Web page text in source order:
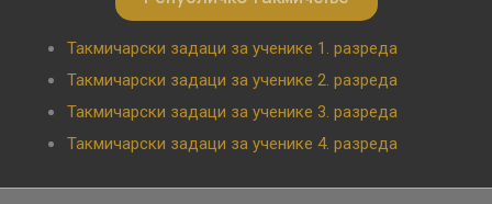
Такмичарски задаци за ученике 1. разреда
Такмичарски задаци за ученике 2. разреда
Такмичарски задаци за ученике 3. разреда
Такмичарски задаци за ученике 4. разреда